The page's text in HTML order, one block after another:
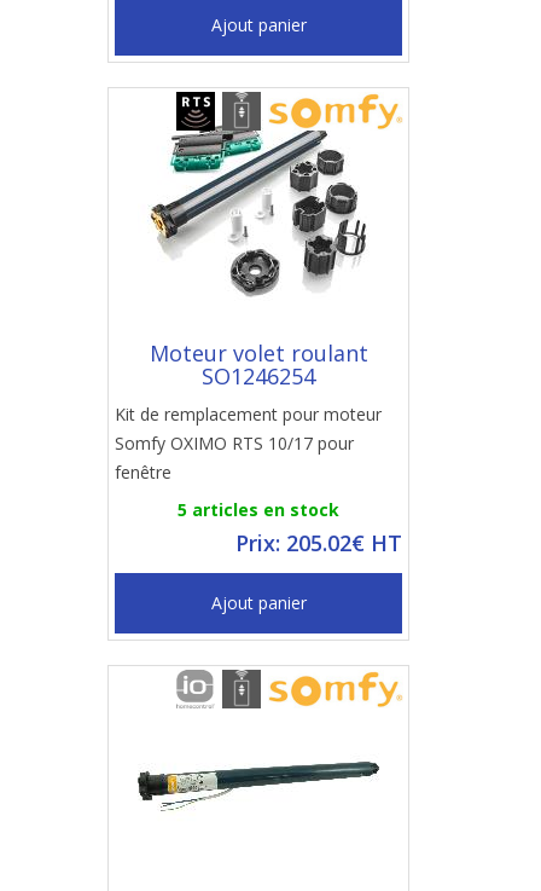
Ajout panier
Moteur volet roulant
SO1246254
Kit de remplacement pour moteur
Somfy OXIMO RTS 10/17 pour
fenêtre
5 articles en stock
Prix: 205.02€ HT
Ajout panier